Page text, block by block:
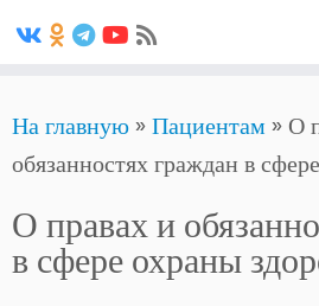
to
content
На главную»Пациентам »О
обязанностях граждан в
О правах и
в сфере охраны